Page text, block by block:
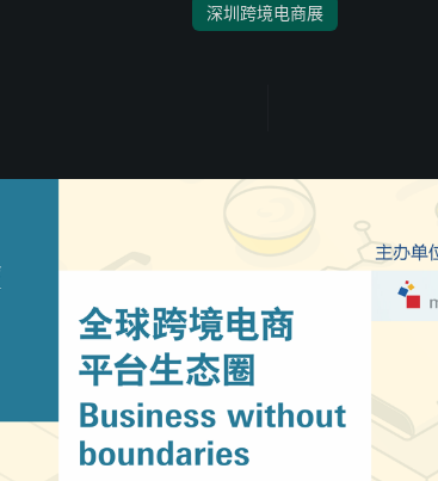
深圳跨境电商展